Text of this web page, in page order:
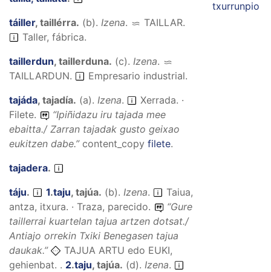
táiller, taillérra. (b). Izena. TAILLAR.
Taller, fábrica.
taillerdun, taillerduna. (c). Izena.
TAILLARDUN.
Empresario industrial.
tajáda, tajadía. (a). Izena.
Xerrada. ·
Filete.
“Ipiñidazu iru tajada mee
ebaitta./ Zarran tajadak gusto geixao
eukitzen dabe.” content_copy filete.
tajadera.
táju. 1.taju, tajúa. (b). Izena.
Taiua,
antza, itxura. · Traza, parecido.
“Gure
taillerrai kuartelan tajua artzen dotsat./
Antiajo orrekin Txiki Benegasen tajua
daukak.”
TAJUA ARTU edo EUKI,
gehienbat. . 2.taju, tajúa. (d). Izena.
txurrunpio